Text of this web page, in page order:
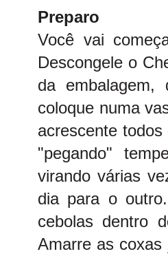
Preparo
Você vai
Descongele o
da
coloque numa
acrescente
"pegando"
virando várias
dia para o
cebolas dentro
Amarre as